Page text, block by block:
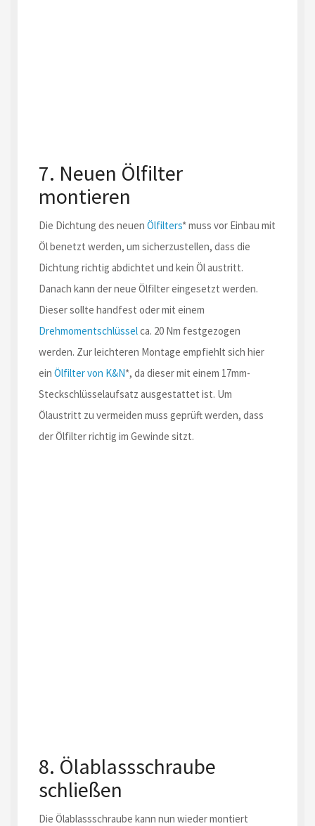
7. Neuen Ölfilter
montieren
Die Dichtung des neuen Ölfilters* muss vor Einbau mit
Öl benetzt werden, um sicherzustellen, dass die
Dichtung richtig abdichtet und kein Öl austritt.
Danach kann der neue Ölfilter eingesetzt werden.
Dieser sollte handfest oder mit einem
Drehmomentschlüsselca. 20 Nm festgezogen
werden. Zur leichteren Montage empfiehlt sich hier
ein Ölfilter von K&N*, da dieser mit einem 17mm-
Steckschlüsselaufsatz ausgestattet ist. Um
Ölaustritt zu vermeiden muss geprüft werden, dass
der Ölfilter richtig im Gewinde sitzt.
8. Ölablassschraube
schließen
Die Ölablassschraube kann nun wieder montiert